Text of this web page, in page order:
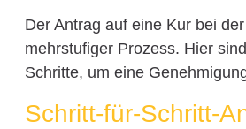
Der Antrag auf eine Kur bei
mehrstufiger Prozess. Hier
Schritte, um eine
Schritt-für-Schritt-